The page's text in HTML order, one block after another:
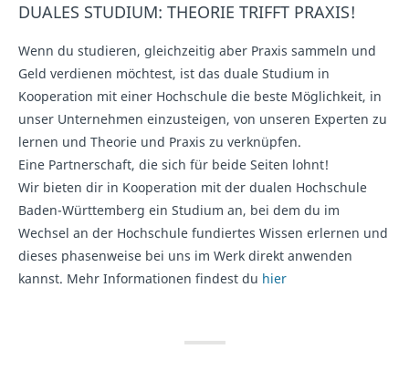
DUALES STUDIUM: THEORIE TRIFFT PRAXIS!
Wenn du studieren, gleichzeitig aber Praxis sammeln und
Geld verdienen möchtest, ist das duale Studium in
Kooperation mit einer Hochschule die beste Möglichkeit, in
unser Unternehmen einzusteigen, von unseren Experten zu
lernen und Theorie und Praxis zu verknüpfen.
Eine Partnerschaft, die sich für beide Seiten lohnt!
Wir bieten dir in Kooperation mit der dualen Hochschule
Baden-Württemberg ein Studium an, bei dem du im
Wechsel an der Hochschule fundiertes Wissen erlernen und
dieses phasenweise bei uns im Werk direkt anwenden
kannst. Mehr Informationen findest du hier